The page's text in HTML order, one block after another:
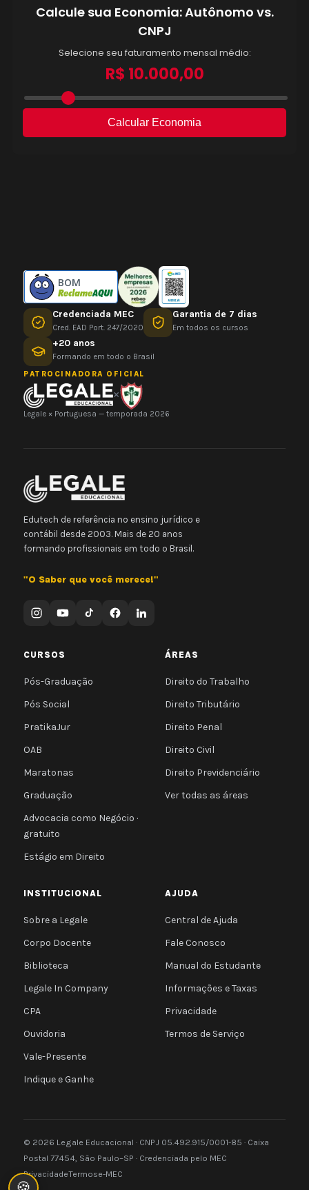
BOM
Credenciada MEC
Cred. EAD Port. 247/2020
Garantia de 7 dias
Em todos os cursos
+20 anos
Formando em todo o Brasil
PATROCINADORA OFICIAL
×
Legale × Portuguesa — temporada 2026
Edutech de referência no ensino jurídico e
contábil desde 2003. Mais de 20 anos
formando profissionais em todo o Brasil.
"O Saber que você merece!"
CURSOS
Pós-Graduação
Pós Social
PratikaJur
OAB
Maratonas
Graduação
Advocacia como Negócio ·
gratuito
Estágio em Direito
ÁREAS
Direito do Trabalho
Direito Tributário
Direito Penal
Direito Civil
Direito Previdenciário
Ver todas as áreas
INSTITUCIONAL
Sobre a Legale
Corpo Docente
Biblioteca
Legale In Company
CPA
Ouvidoria
Vale-Presente
Indique e Ganhe
AJUDA
Central de Ajuda
Fale Conosco
Manual do Estudante
Informações e Taxas
Privacidade
Termos de Serviço
© 2026 Legale Educacional · CNPJ 05.492.915/0001-85 · Caixa
Postal 77454, São Paulo–SP · Credenciada pelo MEC
PrivacidadeTermose-MEC